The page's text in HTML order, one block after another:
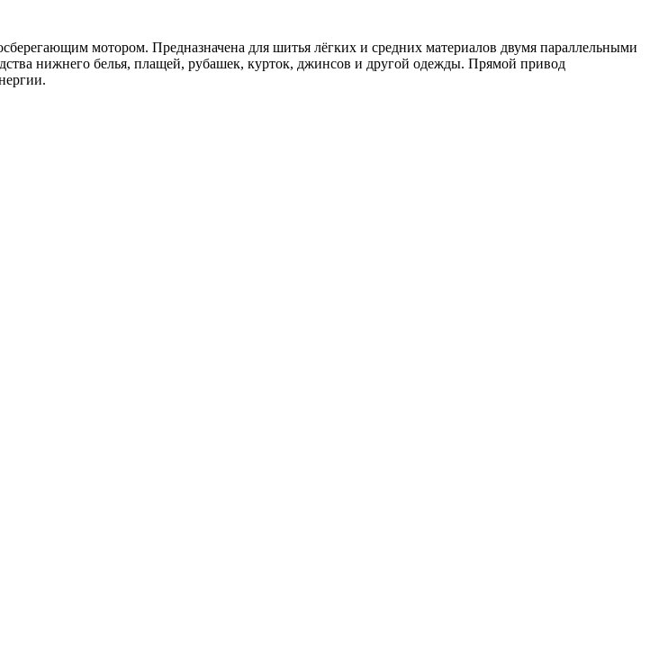
мотором. Предназначена для шитья лёгких и средних материалов двумя параллельными
нижнего белья, плащей, рубашек, курток, джинсов и другой одежды. Прямой привод